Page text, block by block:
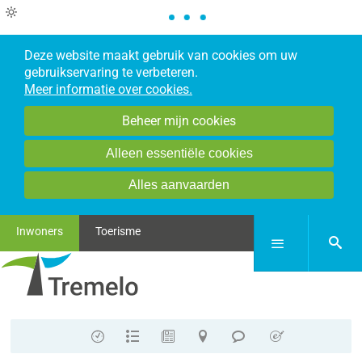
Deze website maakt gebruik van cookies om uw
gebruikservaring te verbeteren.
Meer informatie over cookies.
Beheer mijn cookies
Alleen essentiële cookies
Alles aanvaarden
Inwoners Toerisme